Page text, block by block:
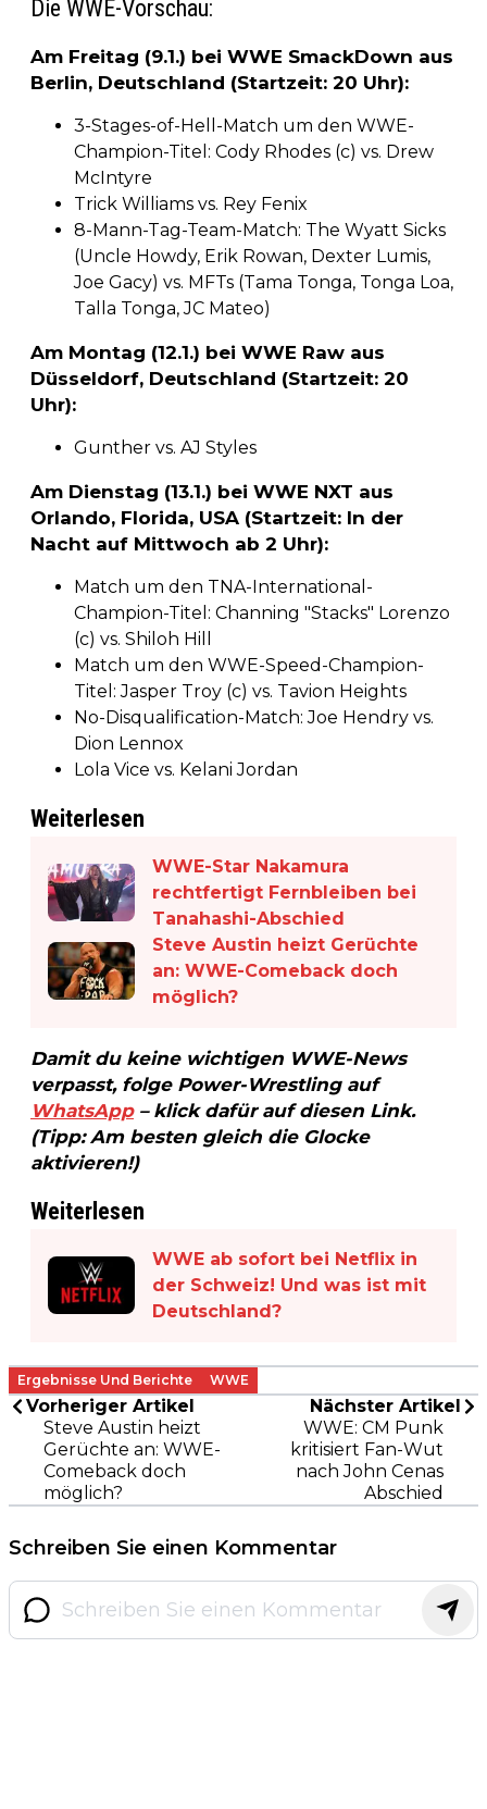
Die WWE-Vorschau:
Am Freitag (9.1.) bei WWE SmackDown aus
Berlin, Deutschland (Startzeit: 20 Uhr):
3-Stages-of-Hell-Match um den WWE-
Champion-Titel: Cody Rhodes (c) vs. Drew
McIntyre
Trick Williams vs. Rey Fenix
8-Mann-Tag-Team-Match: The Wyatt Sicks
(Uncle Howdy, Erik Rowan, Dexter Lumis,
Joe Gacy) vs. MFTs (Tama Tonga, Tonga Loa,
Talla Tonga, JC Mateo)
Am Montag (12.1.) bei WWE Raw aus
Düsseldorf, Deutschland (Startzeit: 20
Uhr):
Gunther vs. AJ Styles
Am Dienstag (13.1.) bei WWE NXT aus
Orlando, Florida, USA (Startzeit: In der
Nacht auf Mittwoch ab 2 Uhr):
Match um den TNA-International-
Champion-Titel: Channing "Stacks" Lorenzo
(c) vs. Shiloh Hill
Match um den WWE-Speed-Champion-
Titel: Jasper Troy (c) vs. Tavion Heights
No-Disqualification-Match: Joe Hendry vs.
Dion Lennox
Lola Vice vs. Kelani Jordan
Weiterlesen
WWE-Star Nakamura
rechtfertigt Fernbleiben bei
Tanahashi-Abschied
Steve Austin heizt Gerüchte
an: WWE-Comeback doch
möglich?
Damit du keine wichtigen WWE-News
verpasst, folge Power-Wrestling auf
WhatsApp– klick dafür auf diesen Link.
(Tipp: Am besten gleich die Glocke
aktivieren!)
Weiterlesen
WWE ab sofort bei Netflix in
der Schweiz! Und was ist mit
Deutschland?
Ergebnisse Und Berichte WWE
Vorheriger Artikel
Steve Austin heizt
Gerüchte an: WWE-
Comeback doch
möglich?
Nächster Artikel
WWE: CM Punk
kritisiert Fan-Wut
nach John Cenas
Abschied
Schreiben Sie einen Kommentar